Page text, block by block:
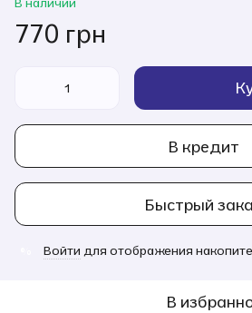
770 грн
В кредит
Быстрый
Войти для отображения
В